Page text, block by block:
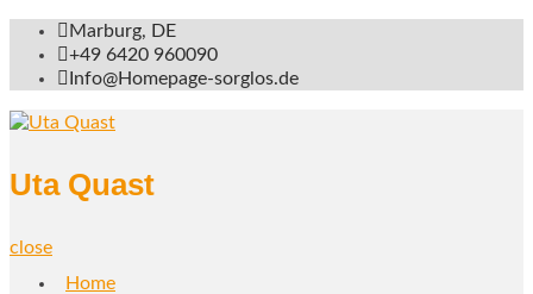
Skip
content
Marburg, DE
+49 6420 960090
Info@Homepage-sorglos.de
Uta Quast
close
Home